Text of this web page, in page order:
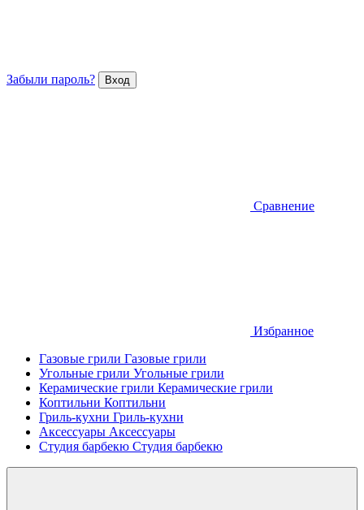
Забыли пароль?
Сравнение
Избранное
Газовые грили Газовые грили
Угольные грили Угольные грили
Керамические грили Керамические грили
Коптильни Коптильни
Гриль-кухни Гриль-кухни
Аксессуары Аксессуары
Студия барбекю Студия барбекю